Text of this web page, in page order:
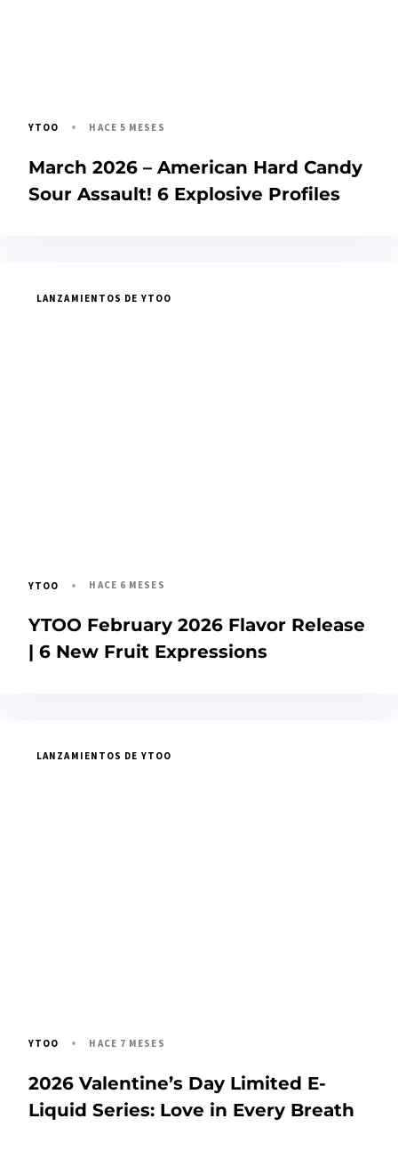
YTOO HACE 5 MESES
March 2026 – American Hard Candy
Sour Assault! 6 Explosive Profiles
LANZAMIENTOS DE YTOO
YTOO HACE 6 MESES
YTOO February 2026 Flavor Release
| 6 New Fruit Expressions
LANZAMIENTOS DE YTOO
YTOO HACE 7 MESES
2026 Valentine’s Day Limited E-
Liquid Series: Love in Every Breath